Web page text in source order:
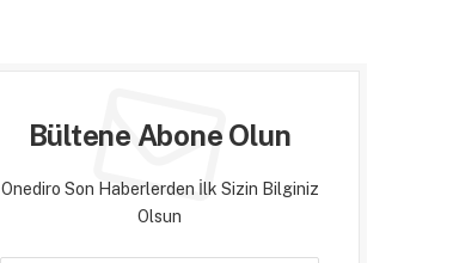
Bültene Abone Olun
Onediro Son Haberlerden İlk Sizin Bilginiz
Olsun